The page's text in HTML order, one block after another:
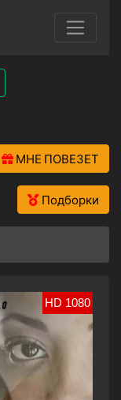
МНЕ ПОВЕЗЕТ
Подборки
HD 1080